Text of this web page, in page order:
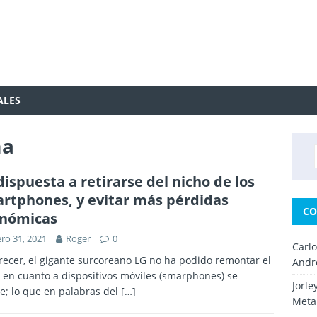
a retirarse del nicho de los
y evitar más pérdidas
31, 2021 Roger 0
el gigante surcoreano LG no ha podido remontar el
en cuanto a dispositivos móviles (smarphones) se
lo que en palabras del […]